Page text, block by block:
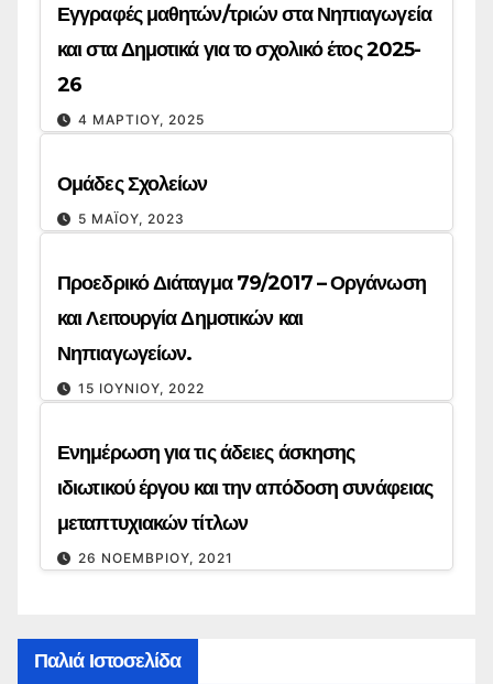
Εγγραφές μαθητών/τριών στα Νηπιαγωγεία
και στα Δημοτικά για το σχολικό έτος 2025-
26
4 ΜΑΡΤΊΟΥ, 2025
Ομάδες Σχολείων
5 ΜΑΪ́ΟΥ, 2023
Προεδρικό Διάταγμα 79/2017 – Οργάνωση
και Λειτουργία Δημοτικών και
Νηπιαγωγείων.
15 ΙΟΥΝΊΟΥ, 2022
Ενημέρωση για τις άδειες άσκησης
ιδιωτικού έργου και την απόδοση συνάφειας
μεταπτυχιακών τίτλων
26 ΝΟΕΜΒΡΊΟΥ, 2021
Παλιά Ιστοσελίδα